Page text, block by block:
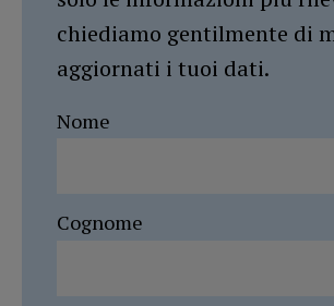
chiediamo gentilmente di
aggiornati i tuoi dati.
Nome
Cognome